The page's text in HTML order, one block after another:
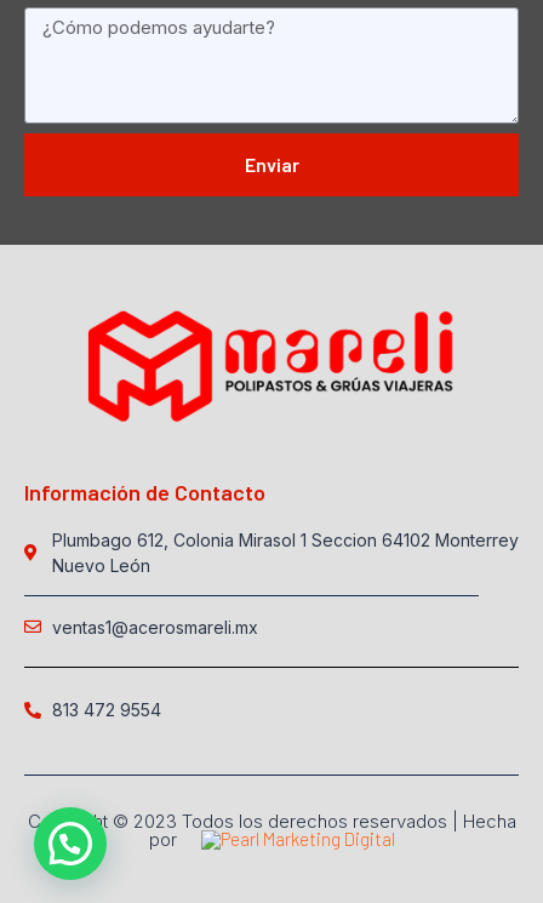
Enviar
Información de Contacto
Plumbago 612, Colonia Mirasol 1 Seccion 64102 Monterrey
Nuevo León
ventas1@acerosmareli.mx
813 472 9554
Copyright © 2023 Todos los derechos reservados | Hecha
por